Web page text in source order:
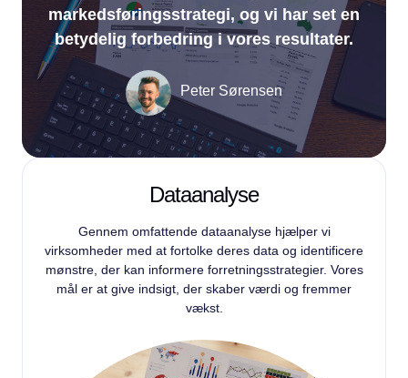
markedsføringsstrategi, og vi har set en
betydelig forbedring i vores resultater.
Peter Sørensen
James Oliver
Dataanalyse
Gennem omfattende dataanalyse hjælper vi
virksomheder med at fortolke deres data og identificere
mønstre, der kan informere forretningsstrategier. Vores
mål er at give indsigt, der skaber værdi og fremmer
vækst.